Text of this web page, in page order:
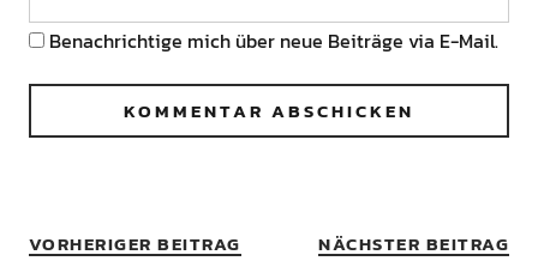
Benachrichtige mich über neue Beiträge via E-Mail.
VORHERIGER BEITRAG NÄCHSTER BEITRAG